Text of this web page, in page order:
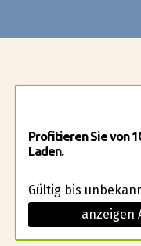
Profitieren Sie von
Laden.
Gültig bis
anzeigen